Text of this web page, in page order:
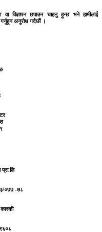
वा विज्ञापन छपाउन चाहनु हुन्छ भने हामीलाई
अनुरोध गर्दछौं ।
०७७ -७८